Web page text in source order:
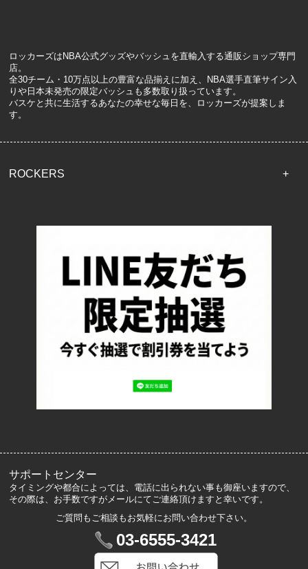
ロッカーズはNBA公式グッズやバッシュを直輸入する通販ショップ専門
店。
全30チーム・10万点以上の豊富な品揃えに加え、NBA選手直筆サイン入
りや日本未発売の限定バッシュも多数取り扱っています。
バスケと共に生活するあなたの幸せな毎日を、ロッカーズが提案しま
す。
ROCKERS
配送・送料について
返品について
お支払い方法について
特定商取引法に基づく表記
プライバシーポリシー
ロッカーズについて
サポートセンター
タイミングや都合によっては、電話に出られない事も御座いますので、
その際は、お手数ですがメールにてご連絡頂けますと幸いです。
ご質問もご相談もお気軽にお問い合わせ下さい。
03-6555-3421